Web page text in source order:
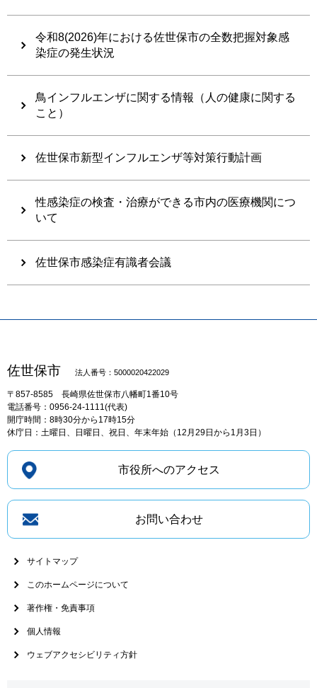
令和8(2026)年における佐世保市の全数把握対象感
染症の発生状況
鳥インフルエンザに関する情報（人の健康に関する
こと）
佐世保市新型インフルエンザ等対策行動計画
性感染症の検査・治療ができる市内の医療機関につ
いて
佐世保市感染症有識者会議
佐世保市 法人番号：5000020422029
〒857-8585 長崎県佐世保市八幡町1番10号
電話番号：0956-24-1111(代表)
開庁時間：8時30分から17時15分
休庁日：土曜日、日曜日、祝日、年末年始（12月29日から1月3日）
市役所へのアクセス
お問い合わせ
サイトマップ
このホームページについて
著作権・免責事項
個人情報
ウェブアクセシビリティ方針